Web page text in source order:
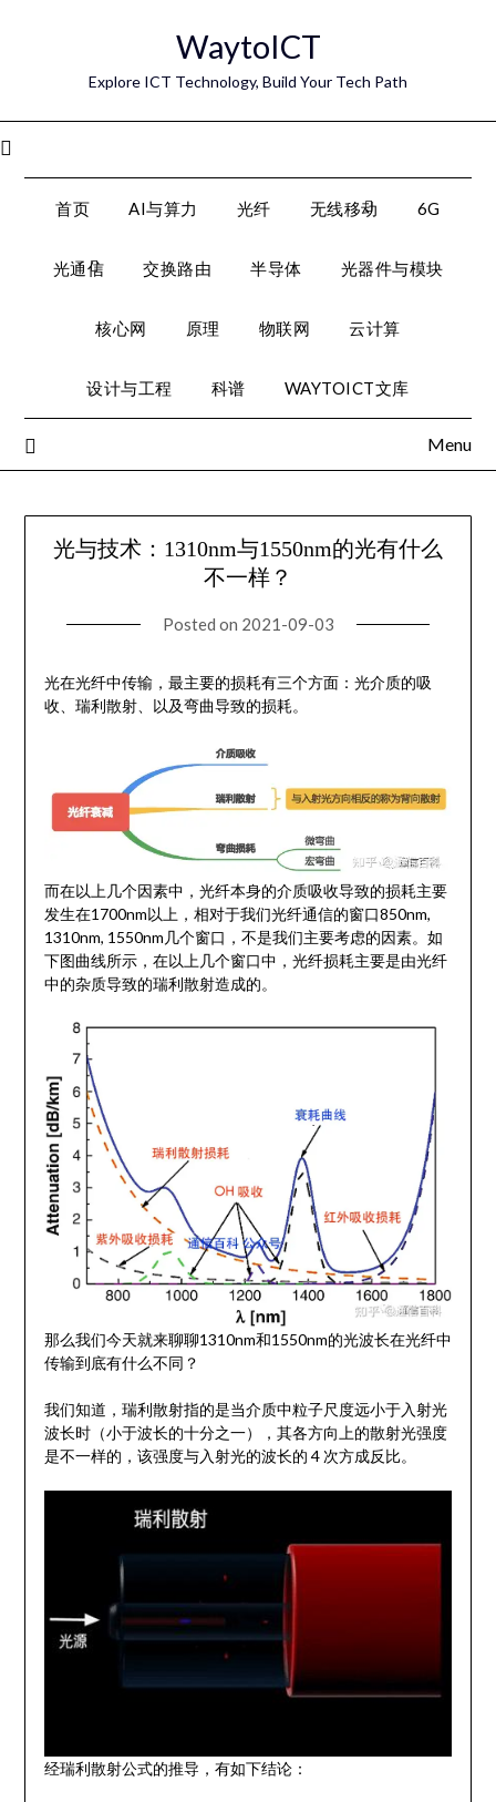
WaytoICT
Explore ICT Technology, Build Your Tech Path
首页 AI与算力 光纤 无线移动 6G
光通信 交换路由 半导体 光器件与模块
核心网 原理 物联网 云计算
设计与工程 科谱 WAYTOICT文库
Menu
光与技术：1310nm与1550nm的光有什么
不一样？
Posted on 2021-09-03
光在光纤中传输，最主要的损耗有三个方面：光介质的吸
收、瑞利散射、以及弯曲导致的损耗。
而在以上几个因素中，光纤本身的介质吸收导致的损耗主要
发生在1700nm以上，相对于我们光纤通信的窗口850nm,
1310nm, 1550nm几个窗口，不是我们主要考虑的因素。如
下图曲线所示，在以上几个窗口中，光纤损耗主要是由光纤
中的杂质导致的瑞利散射造成的。
那么我们今天就来聊聊1310nm和1550nm的光波长在光纤中
传输到底有什么不同？
我们知道，瑞利散射指的是当介质中粒子尺度远小于入射光
波长时（小于波长的十分之一），其各方向上的散射光强度
是不一样的，该强度与入射光的波长的 4 次方成反比。
经瑞利散射公式的推导，有如下结论：